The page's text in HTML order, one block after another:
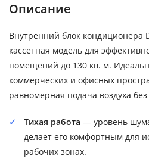
Описание
Внутренний блок кондиционера
кассетная модель для
помещений до 130 кв. м.
коммерческих и офисных
равномерная подача воздуха без
Тихая работа — уровень
делает его комфортным для
рабочих зонах.